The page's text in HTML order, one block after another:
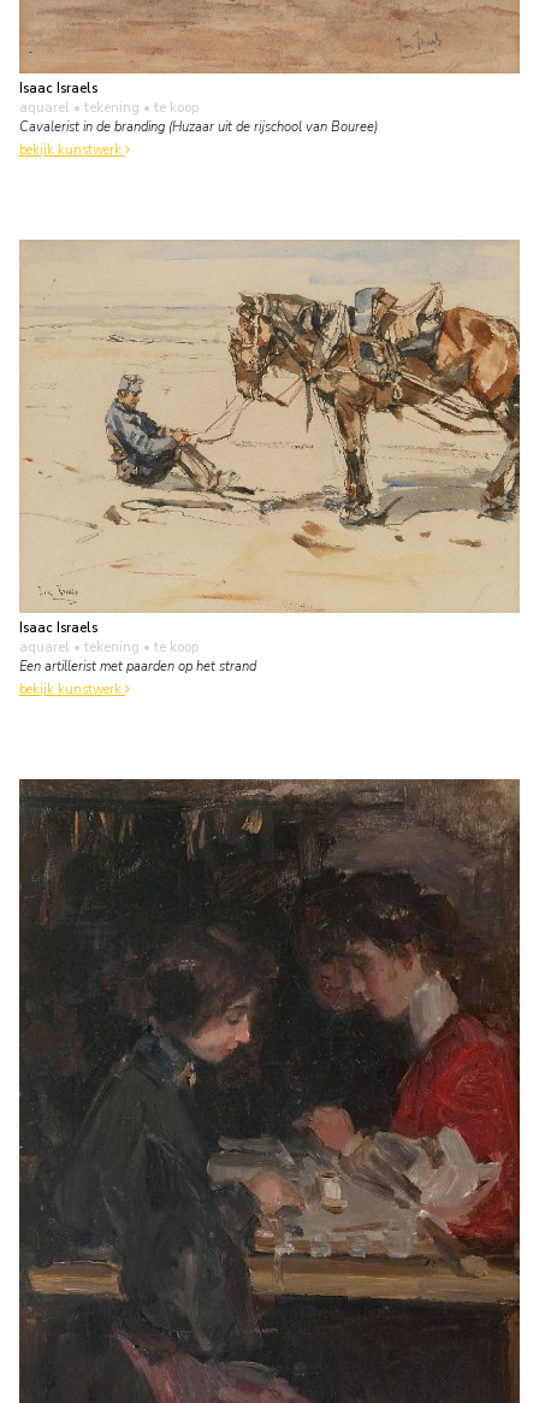
Isaac Israels
aquarel • tekening • te koop
Cavalerist in de branding (Huzaar uit de rijschool van Bouree)
bekijk kunstwerk
Isaac Israels
aquarel • tekening • te koop
Een artillerist met paarden op het strand
bekijk kunstwerk